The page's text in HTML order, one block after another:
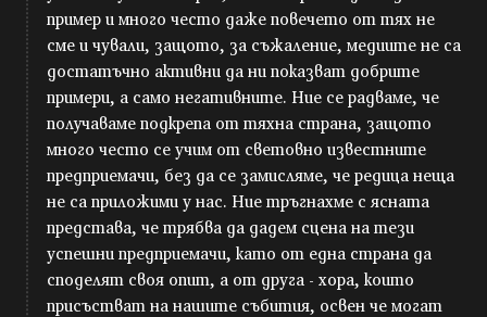
пример и много често даже повечето от тях не
сме и чували, защото, за съжаление, медиите не са
достатъчно активни да ни показват добрите
примери, а само негативните. Ние се радваме, че
получаваме подкрепа от тяхна страна, защото
много често се учим от световно известните
предприемачи, без да се замисляме, че редица неща
не са приложими у нас. Ние тръгнахме с ясната
представа, че трябва да дадем сцена на тези
успешни предприемачи, като от една страна да
споделят своя опит, а от друга - хора, които
присъстват на нашите събития, освен че могат